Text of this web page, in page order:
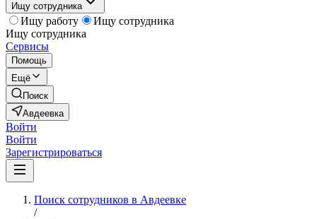
Ищу сотрудника
Ищу работу
Ищу сотрудника
Ищу сотрудника
Сервисы
Помощь
Ещё
Поиск
Авдеевка
Войти
Войти
Зарегистрироваться
Поиск сотрудников в Авдеевке
/